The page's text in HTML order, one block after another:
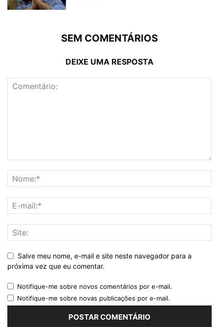
SEM COMENTÁRIOS
DEIXE UMA RESPOSTA
Salve meu nome, e-mail e site neste navegador para a
próxima vez que eu comentar.
Notifique-me sobre novos comentários por e-mail.
Notifique-me sobre novas publicações por e-mail.